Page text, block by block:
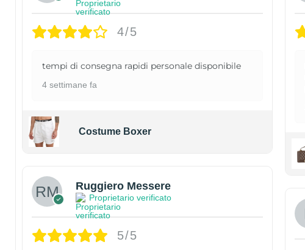
4/5
tempi di consegna rapidi personale disponibile
4 settimane fa
Costume Boxer
Ruggiero Messere
Proprietario verificato
5/5